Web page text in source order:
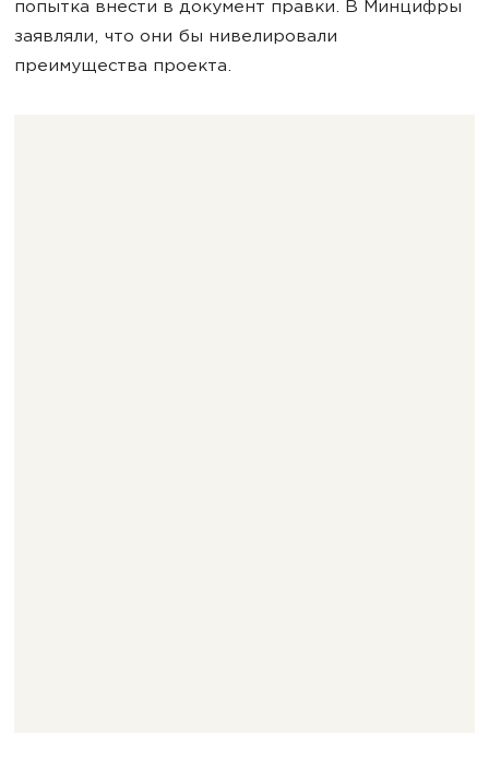
попытка внести в документ правки. В Минцифры
заявляли, что они бы нивелировали
преимущества проекта.